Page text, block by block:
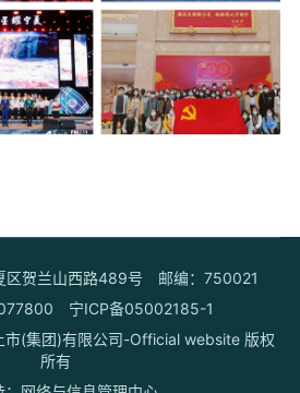
区贺兰山西路489号
邮编：750021
宁ICP备05002185-1
(集团)有限公司-Official website 版权
所有